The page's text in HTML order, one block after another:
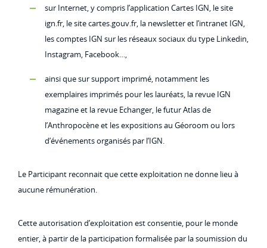
sur Internet, y compris l’application Cartes IGN, le site
ign.fr, le site cartes.gouv.fr, la newsletter et l’intranet IGN,
les comptes IGN sur les réseaux sociaux du type Linkedin,
Instagram, Facebook…,
ainsi que sur support imprimé, notamment les
exemplaires imprimés pour les lauréats, la revue IGN
magazine et la revue Echanger, le futur Atlas de
l’Anthropocène et les expositions au Géoroom ou lors
d’événements organisés par l’IGN.
Le Participant reconnait que cette exploitation ne donne lieu à
aucune rémunération.
Cette autorisation d’exploitation est consentie, pour le monde
entier, à partir de la participation formalisée par la soumission du